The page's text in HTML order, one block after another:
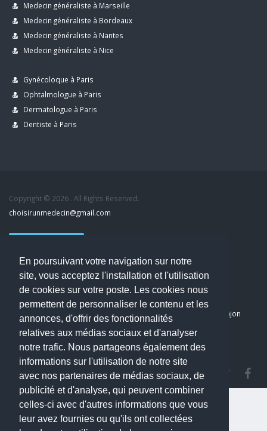
En poursuivant votre navigation sur notre
site, vous acceptez l'installation et l'utilisation
de cookies sur votre poste. Les cookies nous
permettent de personnaliser le contenu et les
annonces, d'offrir des fonctionnalités
relatives aux médias sociaux et d'analyser
notre trafic. Nous partageons également des
informations sur l'utilisation de notre site
avec nos partenaires de médias sociaux, de
publicité et d'analyse, qui peuvent combiner
celles-ci avec d'autres informations que vous
leur avez fournies ou qu'ils ont collectées
Medecin généraliste à Marseille
Medecin généraliste à Bordeaux
Medecin généraliste à Nantes
Medecin généraliste à Nice
Gynécoloque à Paris
Ophtalmologue à Paris
Dermatologue à Paris
Dentiste à Paris
Copyright © 2026 . All Rights Reserved.
choisirunmedecin@gmail.com
Accueil
Blog
Mon compte
Dernier avis : PASCAL DELCAMPE, Chirurgien maxillo-faciale à Arpajon
Mentions légales
Politique de confidentialité